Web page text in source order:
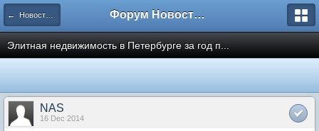
← Новости рынка недвижимости Форум Новостройки
Элитная недвижимость в Петербурге за год п...
NAS
16 Dec 2014